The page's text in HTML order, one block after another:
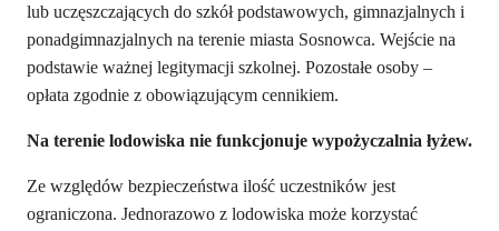
lub uczęszczających do szkół podstawowych, gimnazjalnych i
ponadgimnazjalnych na terenie miasta Sosnowca. Wejście na
podstawie ważnej legitymacji szkolnej. Pozostałe osoby –
opłata zgodnie z obowiązującym cennikiem.
Na terenie lodowiska nie funkcjonuje wypożyczalnia łyżew.
Ze względów bezpieczeństwa ilość uczestników jest
ograniczona. Jednorazowo z lodowiska może korzystać